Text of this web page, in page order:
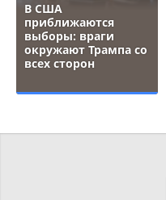
В США
приближаются
выборы: враги
окружают Трампа со
всех сторон